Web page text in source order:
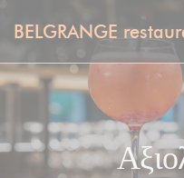
BELGRANGE